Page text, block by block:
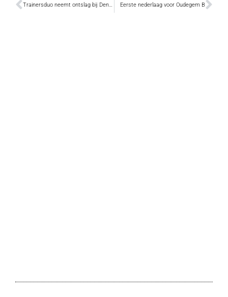
Trainersduo neemt ontslag bij Dendermondse rugbyclub Eerste nederlaag voor Oudegem B